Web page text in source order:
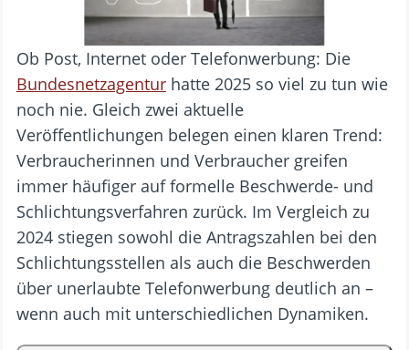
Ob Post, Internet oder Telefonwerbung: Die
Bundesnetzagentur hatte 2025 so viel zu tun wie
noch nie. Gleich zwei aktuelle
Veröffentlichungen belegen einen klaren Trend:
Verbraucherinnen und Verbraucher greifen
immer häufiger auf formelle Beschwerde- und
Schlichtungsverfahren zurück. Im Vergleich zu
2024 stiegen sowohl die Antragszahlen bei den
Schlichtungsstellen als auch die Beschwerden
über unerlaubte Telefonwerbung deutlich an –
wenn auch mit unterschiedlichen Dynamiken.